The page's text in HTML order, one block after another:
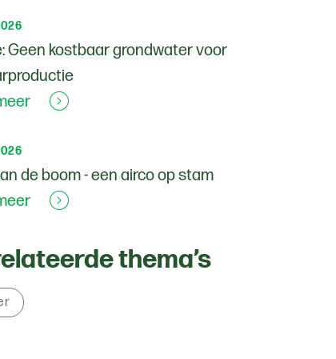
Geen kostbaar grondwater voor
de boom - een airco op stam
thema’s